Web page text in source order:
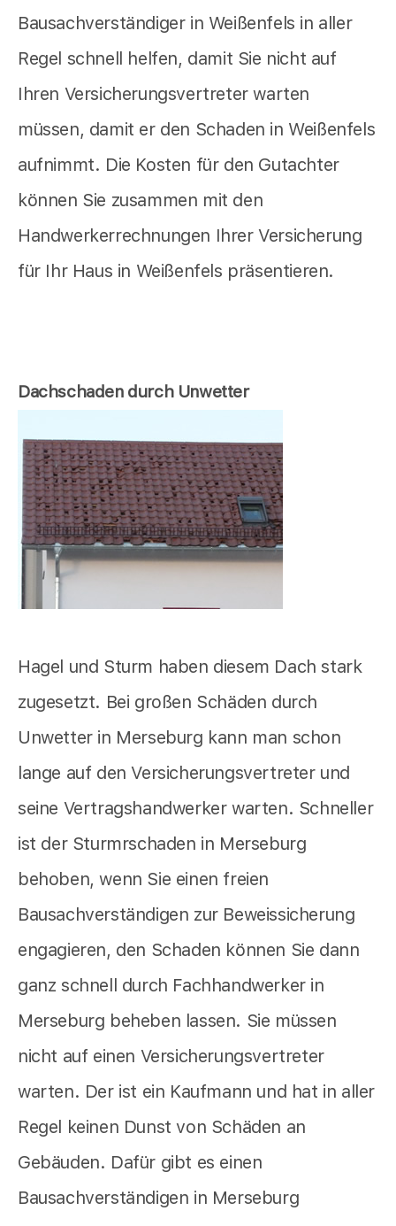
Bausachverständiger in Weißenfels in aller
Regel schnell helfen, damit Sie nicht auf
Ihren Versicherungsvertreter warten
müssen, damit er den Schaden in Weißenfels
aufnimmt. Die Kosten für den Gutachter
können Sie zusammen mit den
Handwerkerrechnungen Ihrer Versicherung
für Ihr Haus in Weißenfels präsentieren.
Dachschaden durch Unwetter
Hagel und Sturm haben diesem Dach stark
zugesetzt. Bei großen Schäden durch
Unwetter in Merseburg kann man schon
lange auf den Versicherungsvertreter und
seine Vertragshandwerker warten. Schneller
ist der Sturmrschaden in Merseburg
behoben, wenn Sie einen freien
Bausachverständigen zur Beweissicherung
engagieren, den Schaden können Sie dann
ganz schnell durch Fachhandwerker in
Merseburg beheben lassen. Sie müssen
nicht auf einen Versicherungsvertreter
warten. Der ist ein Kaufmann und hat in aller
Regel keinen Dunst von Schäden an
Gebäuden. Dafür gibt es einen
Bausachverständigen in Merseburg